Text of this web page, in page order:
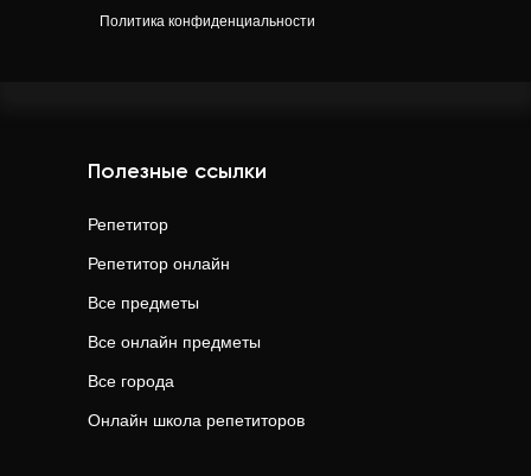
Политика конфиденциальности
Полезные ссылки
Репетитор
Репетитор онлайн
Все предметы
Все онлайн предметы
Все города
Онлайн школа репетиторов